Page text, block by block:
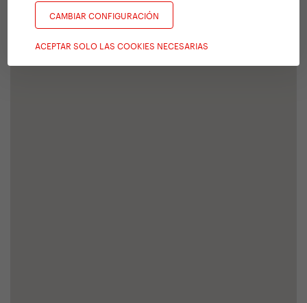
CAMBIAR CONFIGURACIÓN
ACEPTAR SOLO LAS COOKIES NECESARIAS